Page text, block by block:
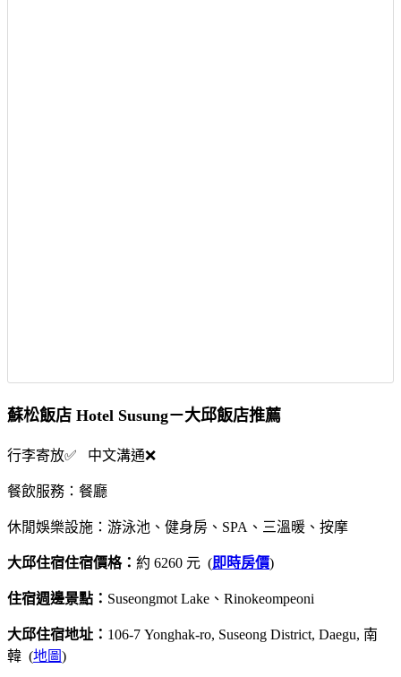
蘇松飯店 Hotel Susung－大邱飯店推薦
行李寄放✅ 中文溝通❌
餐飲服務：餐廳
休閒娛樂設施：游泳池、健身房、SPA、三溫暖、按摩
大邱住宿住宿價格： 約 6260 元 (即時房價)
住宿週邊景點： Suseongmot Lake、Rinokeompeoni
大邱住宿地址： 106-7 Yonghak-ro, Suseong District, Daegu, 南
韓 (地圖)